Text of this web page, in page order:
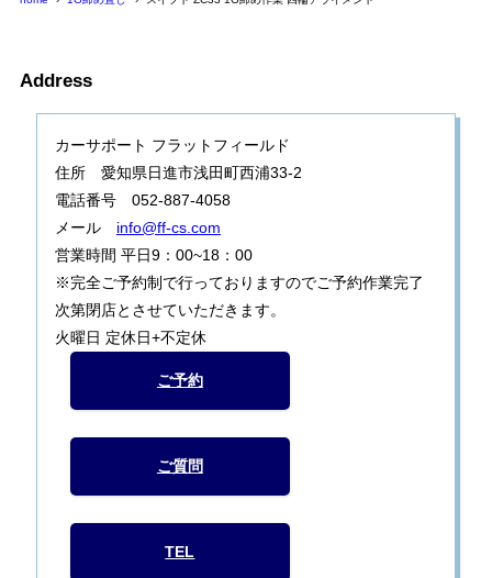
Address
カーサポート フラットフィールド
住所 愛知県日進市浅田町西浦33-2
電話番号 052-887-4058
メール info@ff-cs.com
営業時間 平日9：00~18：00
※完全ご予約制で行っておりますのでご予約作業完了
次第閉店とさせていただきます。
火曜日 定休日+不定休
ご予約
ご質問
TEL